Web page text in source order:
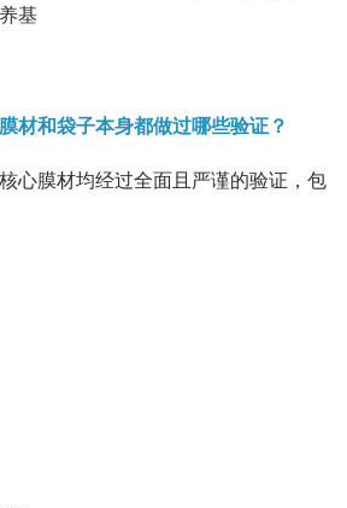
基
材和袋子本身都做过哪些验证？
心膜材均经过全面且严谨的验证，包